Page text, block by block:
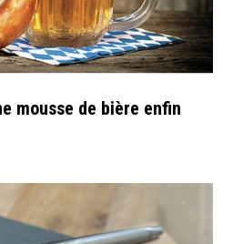
mousse de bière enfin